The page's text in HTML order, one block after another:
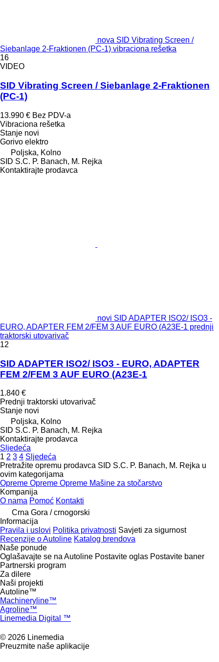
nova SID Vibrating Screen /
Siebanlage 2-Fraktionen (PC-1) vibraciona rešetka
16
VIDEO
SID Vibrating Screen / Siebanlage 2-Fraktionen
(PC-1)
13.990 € Bez PDV-a
Vibraciona rešetka
Stanje novi
Gorivo elektro
Poljska, Kolno
SID S.C. P. Banach, M. Rejka
Kontaktirajte prodavca
novi SID ADAPTER ISO2/ ISO3 -
EURO, ADAPTER FEM 2/FEM 3 AUF EURO (A23E-1 prednji
traktorski utovarivač
12
SID ADAPTER ISO2/ ISO3 - EURO, ADAPTER
FEM 2/FEM 3 AUF EURO (A23E-1
1.840 €
Prednji traktorski utovarivač
Stanje novi
Poljska, Kolno
SID S.C. P. Banach, M. Rejka
Kontaktirajte prodavca
Sljedeća
1 2 3 4 Sljedeća
Pretražite opremu prodavca SID S.C. P. Banach, M. Rejka u
ovim kategorijama
Opreme Opreme Opreme Mašine za stočarstvo
Kompanija
O nama Pomoć Kontakti
Crna Gora / crnogorski
Informacija
Pravila i uslovi Politika privatnosti Savjeti za sigurnost
Recenzije o Autoline Katalog brendova
Naše ponude
Oglašavajte se na Autoline Postavite oglas Postavite baner
Partnerski program
Za dilere
Naši projekti
Autoline™
Machineryline™
Agroline™
Linemedia Digital ™
© 2026 Linemedia
Preuzmite naše aplikacije